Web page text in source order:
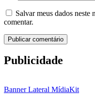
Salvar meus dados neste
comentar.
Publicidade
Banner Lateral MídiaKit